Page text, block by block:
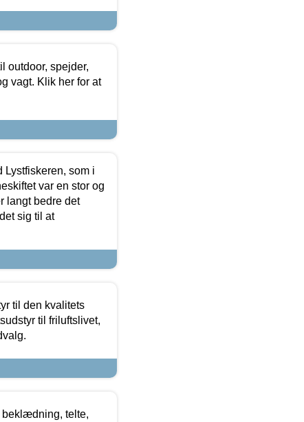
outdoor, spejder,
vagt. Klik her for at
Lystfiskeren, som i
var en stor og
langt bedre det
sig til at
til den kvalitets
til friluftslivet,
beklædning, telte,